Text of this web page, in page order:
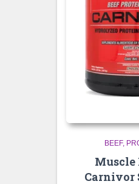
BEEF
Muscle
Carnivor